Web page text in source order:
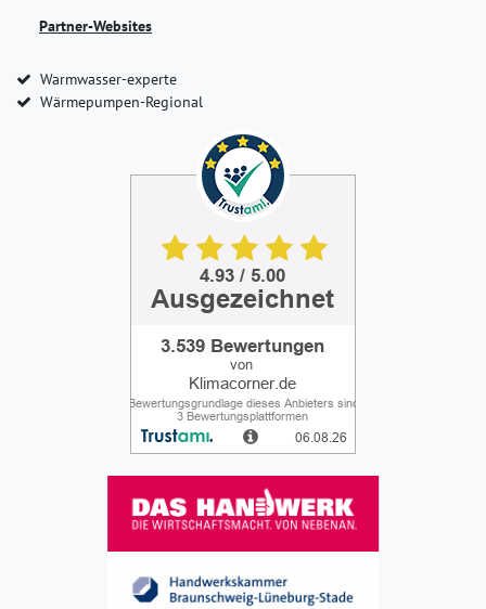
Partner-Websites
Warmwasser-experte
Wärmepumpen-Regional